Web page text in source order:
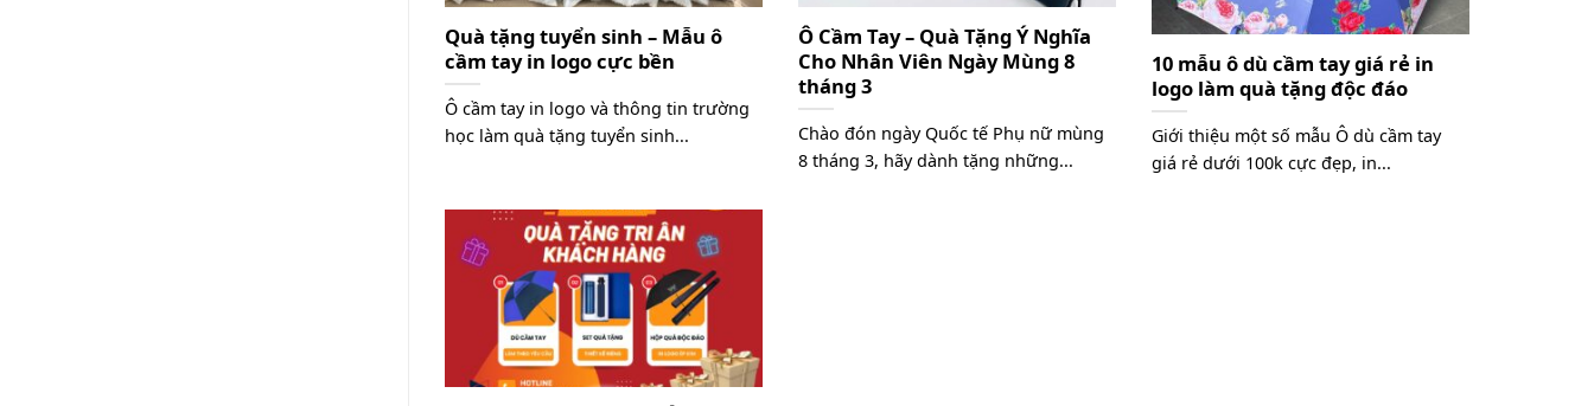
Quà tặng tuyển sinh – Mẫu ô
cầm tay in logo cực bền
Ô cầm tay in logo và thông tin trường
học làm quà tặng tuyển sinh...
Ô Cầm Tay – Quà Tặng Ý Nghĩa
Cho Nhân Viên Ngày Mùng 8
tháng 3
Chào đón ngày Quốc tế Phụ nữ mùng
8 tháng 3, hãy dành tặng những...
10 mẫu ô dù cầm tay giá rẻ in
logo làm quà tặng độc đáo
Giới thiệu một số mẫu Ô dù cầm tay
giá rẻ dưới 100k cực đẹp, in...